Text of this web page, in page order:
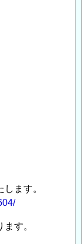
ます。
す。